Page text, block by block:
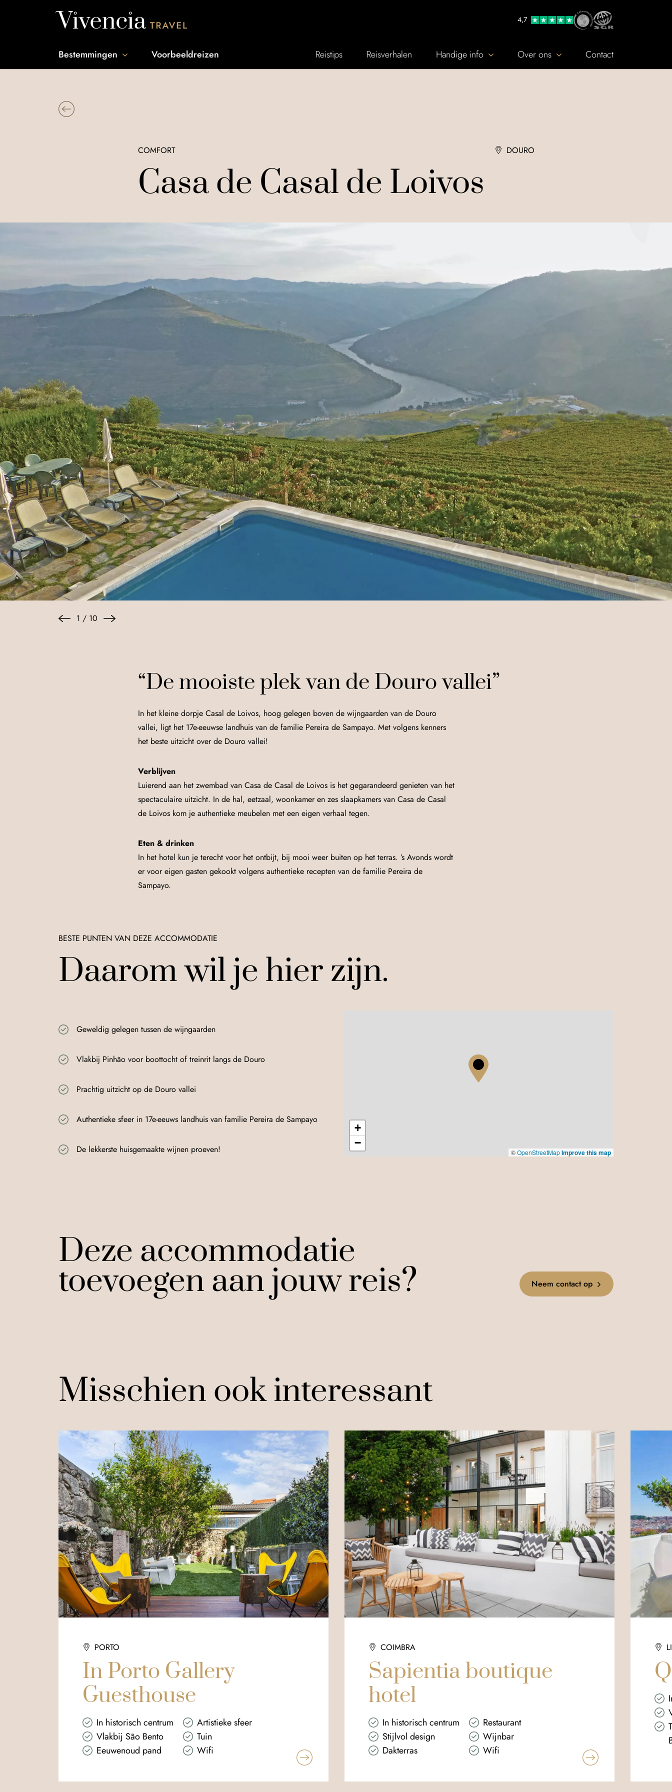
4,7
Bestemmingen Voorbeeldreizen Reistips Reisverhalen Handige info Over ons Contact
COMFORT DOURO
Casa de Casal de Loivos
1 / 10
“De mooiste plek van de Douro vallei”
In het kleine dorpje Casal de Loivos, hoog gelegen boven de wijngaarden van de Douro
vallei, ligt het 17e-eeuwse landhuis van de familie Pereira de Sampayo. Met volgens kenners
het beste uitzicht over de Douro vallei!
Verblijven
Luierend aan het zwembad van Casa de Casal de Loivos is het gegarandeerd genieten van het
spectaculaire uitzicht. In de hal, eetzaal, woonkamer en zes slaapkamers van Casa de Casal
de Loivos kom je authentieke meubelen met een eigen verhaal tegen.
Eten & drinken
In het hotel kun je terecht voor het ontbijt, bij mooi weer buiten op het terras. ’s Avonds wordt
er voor eigen gasten gekookt volgens authentieke recepten van de familie Pereira de
Sampayo.
BESTE PUNTEN VAN DEZE ACCOMMODATIE
Daarom wil je hier zijn.
+
−
©OpenStreetMapImprove this map
Geweldig gelegen tussen de wijngaarden
Vlakbij Pinhão voor boottocht of treinrit langs de Douro
Prachtig uitzicht op de Douro vallei
Authentieke sfeer in 17e-eeuws landhuis van familie Pereira de Sampayo
De lekkerste huisgemaakte wijnen proeven!
Deze accommodatie
toevoegen aan jouw reis? Neem contact op
Misschien ook interessant
PORTO
In Porto Gallery
Guesthouse
In historisch centrum
Vlakbij São Bento
Eeuwenoud pand
Artistieke sfeer
Tuin
Wifi
COIMBRA
Sapientia boutique
hotel
In historisch centrum
Stijlvol design
Dakterras
Restaurant
Wijnbar
Wifi